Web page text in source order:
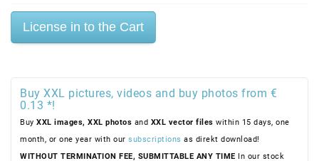
Buy XXL pictures, videos and buy photos from €
0.13 *!
Buy XXL images, XXL photos and XXL vector files within 15 days, one
month, or one year with our subscriptions as direkt download!
WITHOUT TERMINATION FEE, SUBMITTABLE ANY TIME In our stock